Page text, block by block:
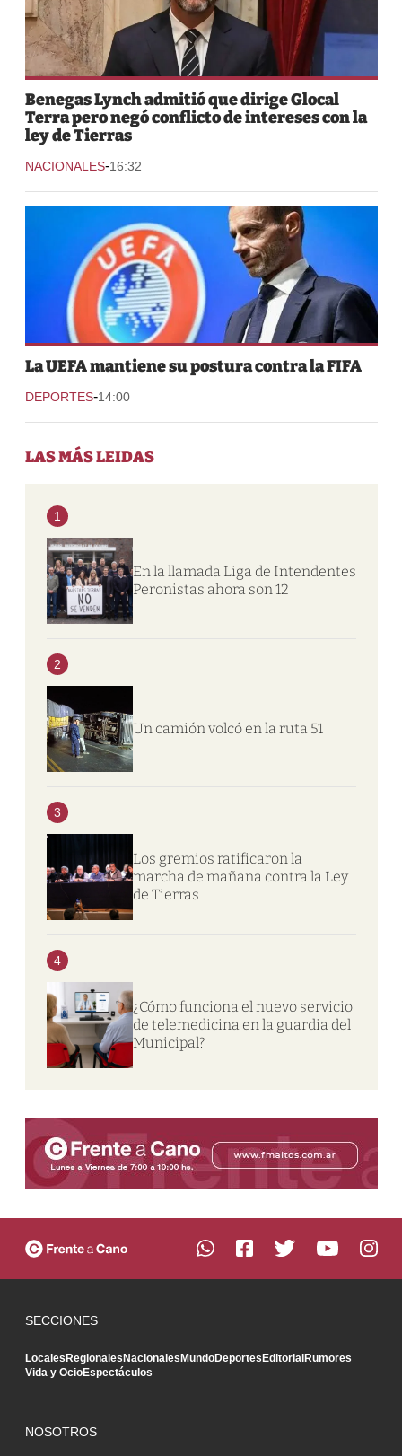
Benegas Lynch admitió que dirige Glocal
Terra pero negó conflicto de intereses con la
ley de Tierras
NACIONALES-16:32
La UEFA mantiene su postura contra la FIFA
DEPORTES-14:00
LAS MÁS LEIDAS
1
En la llamada Liga de Intendentes
Peronistas ahora son 12
2
Un camión volcó en la ruta 51
3
Los gremios ratificaron la
marcha de mañana contra la Ley
de Tierras
4
¿Cómo funciona el nuevo servicio
de telemedicina en la guardia del
Municipal?
SECCIONES
LocalesRegionalesNacionalesMundoDeportesEditorialRumores
Vida y OcioEspectáculos
NOSOTROS